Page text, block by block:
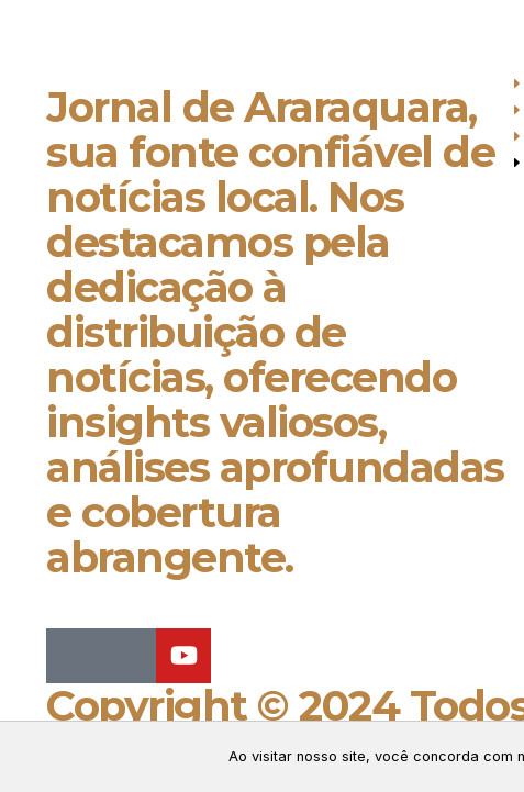
Jornal de Araraquara,
sua fonte confiável de
notícias local. Nos
destacamos pela
dedicação à
distribuição de
notícias, oferecendo
insights valiosos,
análises aprofundadas
e cobertura
abrangente.
Copyright © 2024
Connect WebAo visitar nosso site, você concorda com